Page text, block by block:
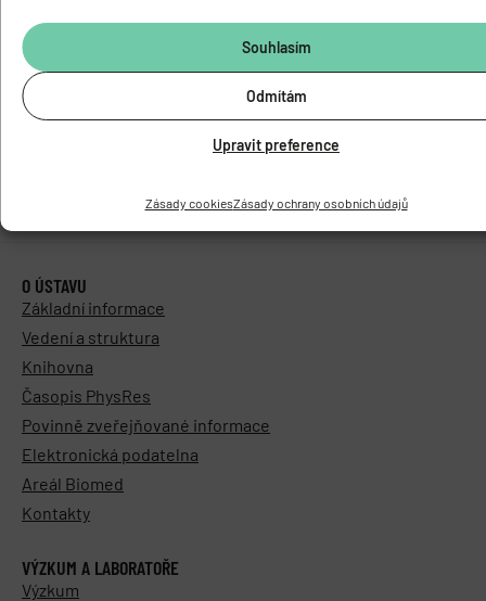
Souhlasím
Odmítám
Upravit preference
Zásady cookiesZásady ochrany osobních údajů
O ÚSTAVU
Základní informace
Vedení a struktura
Knihovna
Časopis PhysRes
Povinně zveřejňované informace
Elektronická podatelna
Areál Biomed
Kontakty
VÝZKUM A LABORATOŘE
Výzkum